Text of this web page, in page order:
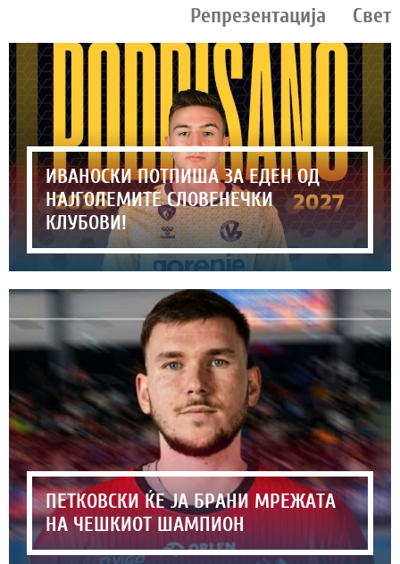
Репрезентација
Свет
ИВАНОСКИ ПОТПИША ЗА ЕДЕН ОД
НАЈГОЛЕМИТЕ СЛОВЕНЕЧКИ
КЛУБОВИ!
ПЕТКОВСКИ ЌЕ ЈА БРАНИ МРЕЖАТА
НА ЧЕШКИОТ ШАМПИОН